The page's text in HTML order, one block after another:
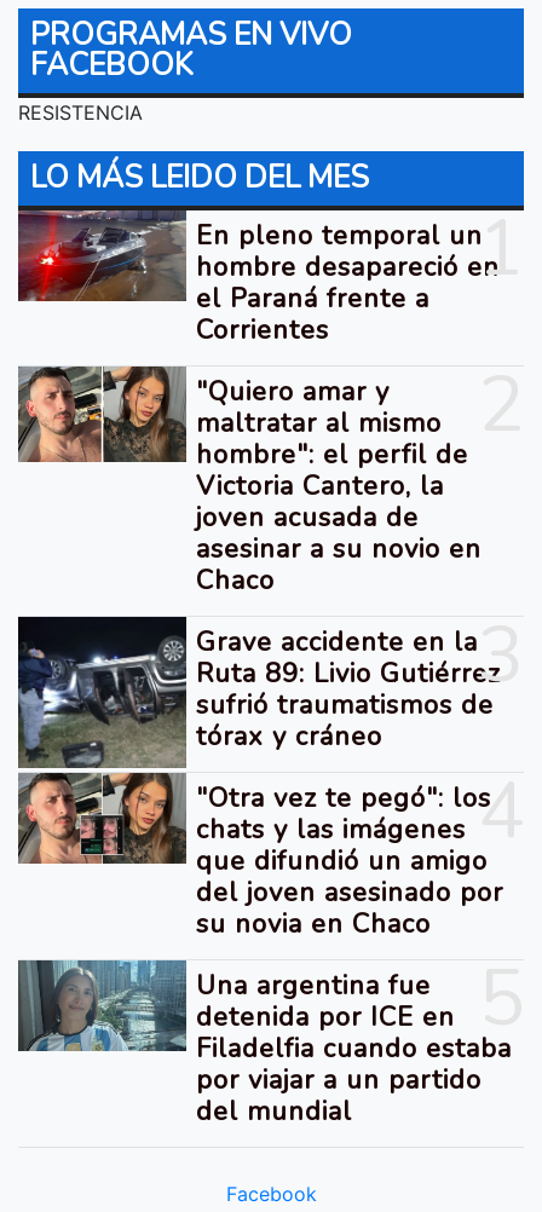
PROGRAMAS EN VIVO
FACEBOOK
RESISTENCIA
LO MÁS LEIDO DEL MES
1
En pleno temporal un
hombre desapareció en
el Paraná frente a
Corrientes
"Quiero amar y
maltratar al mismo
hombre": el perfil de
Victoria Cantero, la
joven acusada de
asesinar a su novio en
Chaco
3
Grave accidente en la
Ruta 89: Livio Gutiérrez
sufrió traumatismos de
tórax y cráneo
4
"Otra vez te pegó": los
chats y las imágenes
que difundió un amigo
del joven asesinado por
su novia en Chaco
Una argentina fue
detenida por ICE en
Filadelfia cuando estaba
por viajar a un partido
del mundial
Facebook